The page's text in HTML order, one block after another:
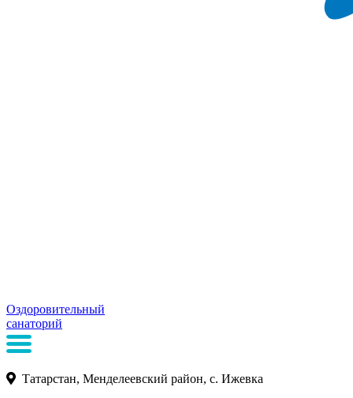
Оздоровительный
санаторий
Татарстан, Менделеевский район, с. Ижевка